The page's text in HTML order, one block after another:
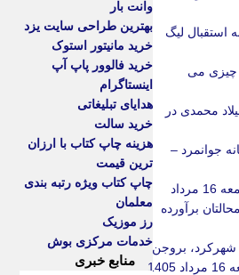
استقبال لیگ
چیزی می
محمدی در
جوانمرد –
فال ابجد امروز جمعه 16 مرداد
محالتان برآورده
بروجن
و لردگان امروز جمعه 16 مرداد 1405
وانت بار
بهترین طراحی سایت یزد
خرید مانیتور استوک
خرید فالوور پاپ آپ
اینستاگرام
هدایای تبلیغاتی
خرید سالت
هزینه چاپ کتاب با ارزان
ترین قیمت
چاپ کتاب ویژه رتبه بندی
معلمان
رز موزیک
خدمات مرکزی بوش
منابع خبری